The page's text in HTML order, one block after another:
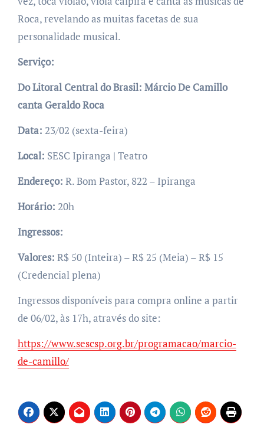
Roca, revelando as muitas facetas de sua
personalidade musical.
Serviço:
Do Litoral Central do Brasil: Márcio De Camillo
canta Geraldo Roca
Data: 23/02 (sexta-feira)
Local: SESC Ipiranga | Teatro
Endereço: R. Bom Pastor, 822 – Ipiranga
Horário: 20h
Ingressos:
Valores: R$ 50 (Inteira) – R$ 25 (Meia) – R$ 15
(Credencial plena)
Ingressos disponíveis para compra online a partir
de 06/02, às 17h, através do site:
https://www.sescsp.org.br/programacao/marcio-
de-camillo/